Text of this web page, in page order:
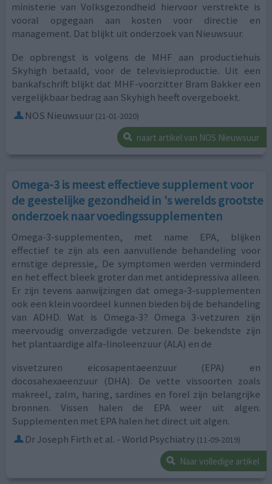
ministerie van Volksgezondheid hiervoor verstrekte is
vooral opgegaan aan kosten voor directie en
management. Dat blijkt uit onderzoek van Nieuwsuur.
De opbrengst is volgens de MHF aan productiehuis
Skyhigh betaald, voor de televisieproductie. Uit een
bankafschrift blijkt dat MHF-voorzitter Bram Bakker een
vergelijkbaar bedrag aan Skyhigh heeft overgeboekt.
NOS Nieuwsuur (21-01-2020)
naart artikel van NOS Nieuwsuur
Omega-3 is meest effectieve supplement voor
de geestelijke gezondheid in 's werelds grootste
onderzoek naar voedingssupplementen
Omega-3-supplementen, met name EPA, blijken
effectief te zijn als een aanvullende behandeling voor
ernstige depressie,. De symptomen werden verminderd
en het effect bleek groter dan met antidepressiva alleen.
Er zijn tevens aanwijzingen dat omega-3-supplementen
ook een klein voordeel kunnen bieden bij de behandeling
van ADHD. Wat is Omega-3? Omega 3-vetzuren zijn
meervoudig onverzadigde vetzuren. De bekendste zijn
het plantaardige alfa-linoleenzuur (ALA) en de
visvetzuren eicosapentaeenzuur (EPA) en
docosahexaeenzuur (DHA). De vette vissoorten zoals
makreel, zalm, haring, sardines en forel zijn belangrijke
bronnen. Vissen halen de EPA weer uit algen.
Supplementen met EPA halen het direct uit algen.
Dr Joseph Firth et al. - World Psychiatry (11-09-2019)
Naar volledige artikel